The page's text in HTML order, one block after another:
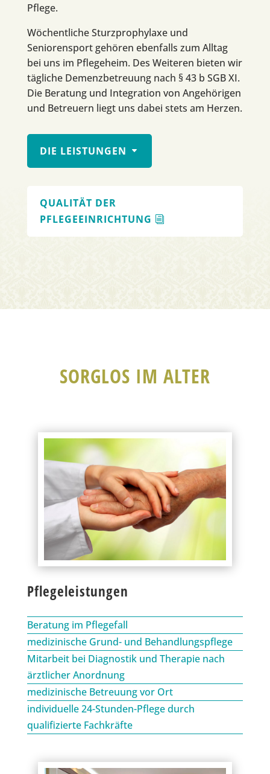
Pflege.
Wöchentliche Sturzprophylaxe und
Seniorensport gehören ebenfalls zum Alltag
bei uns im Pflegeheim. Des Weiteren bieten wir
tägliche Demenzbetreuung nach § 43 b SGB XI.
Die Beratung und Integration von Angehörigen
und Betreuern liegt uns dabei stets am Herzen.
DIE LEISTUNGEN
QUALITÄT DER
PFLEGEEINRICHTUNG
SORGLOS IM ALTER
Pflegeleistungen
Beratung im Pflegefall
medizinische Grund- und Behandlungspflege
Mitarbeit bei Diagnostik und Therapie nach
ärztlicher Anordnung
medizinische Betreuung vor Ort
individuelle 24-Stunden-Pflege durch
qualifizierte Fachkräfte